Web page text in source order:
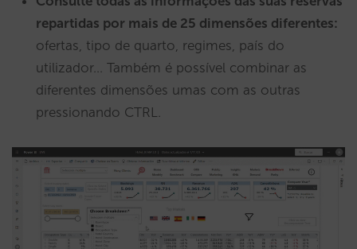
repartidas por mais de 25 dimensões diferentes:
ofertas, tipo de quarto, regimes, país do
utilizador… Também é possível combinar as
diferentes dimensões umas com as outras
pressionando CTRL.